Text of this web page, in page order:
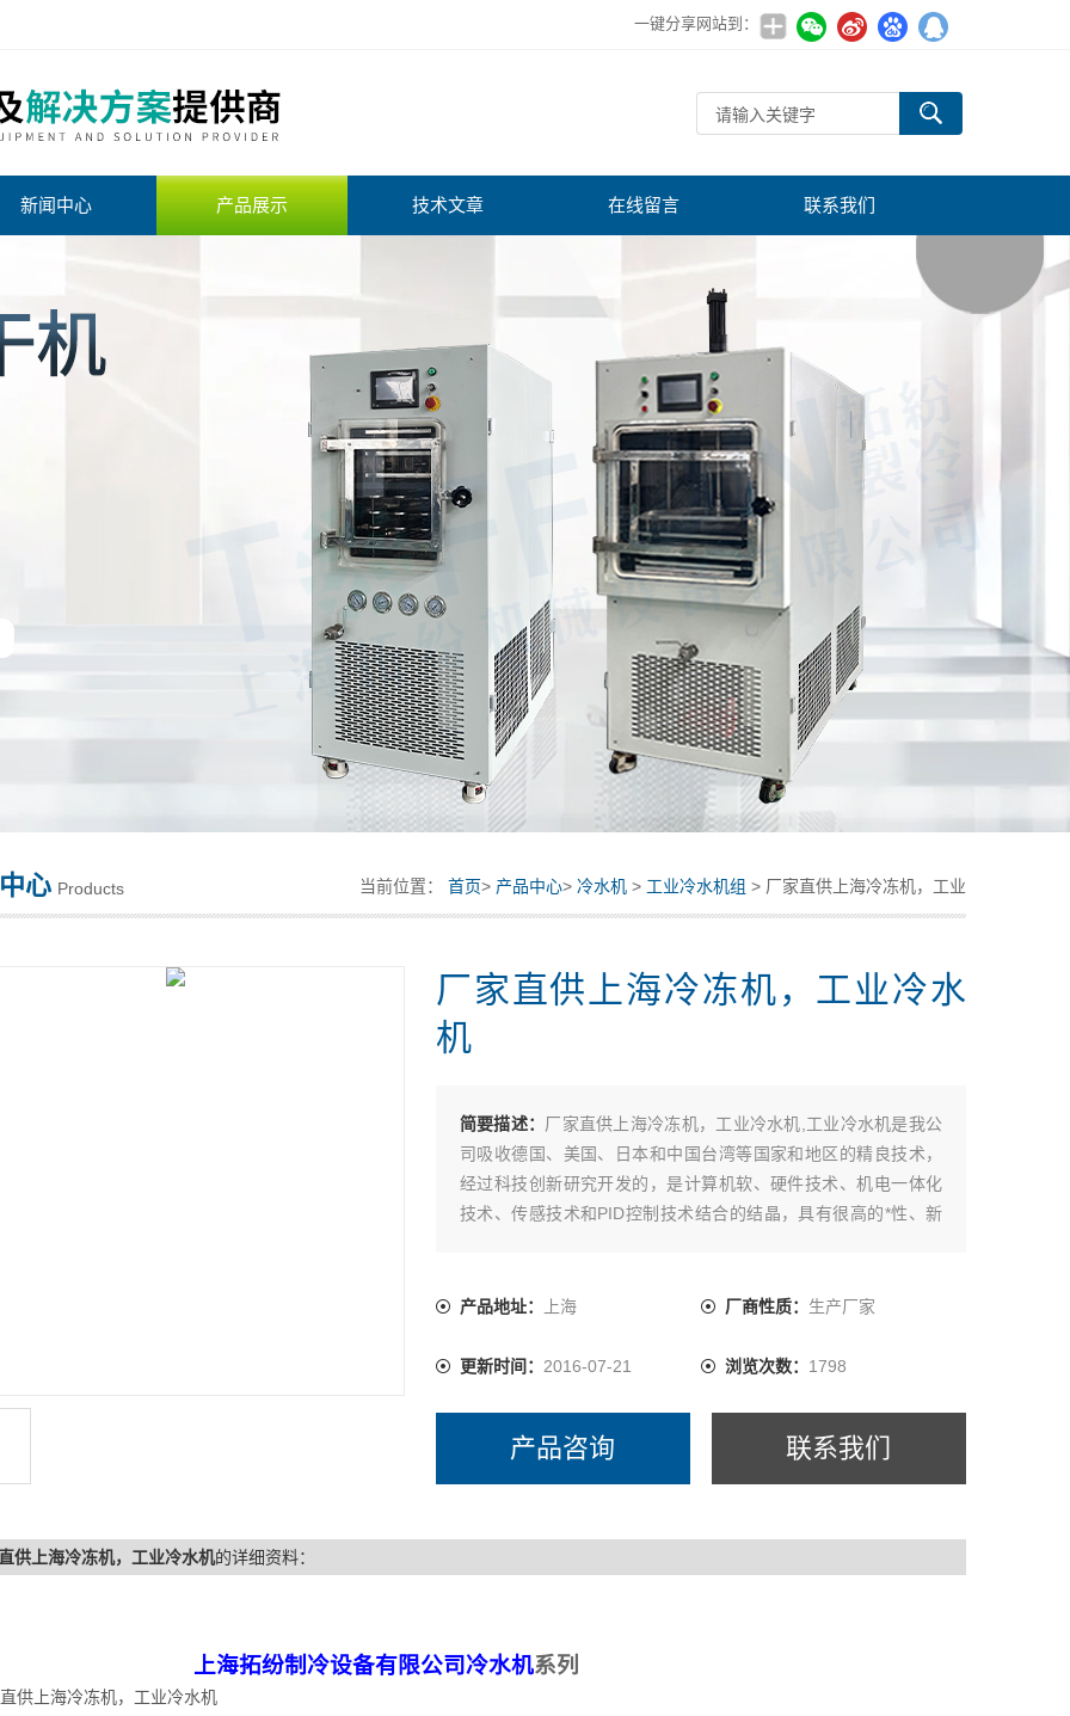
一键分享网站到：
新闻中心 产品展示 技术文章 在线留言 联系我们
心 Products 当前位置： 首页> 产品中心> 冷水机 > 工业冷水机组 > 厂家直供上海冷冻机，工业
冷水机
厂家直供上海冷冻机，工业冷水
机
简要描述： 厂家直供上海冷冻机，工业冷水机,工业冷水机是我公
司吸收德国、美国、日本和中国台湾等国家和地区的精良技术，
经过科技创新研究开发的，是计算机软、硬件技术、机电一体化
技术、传感技术和PID控制技术结合的结晶，具有很高的*性、新
产品地址： 上海 厂商性质： 生产厂家
更新时间： 2016-07-21 浏览次数： 1798
产品咨询 联系我们
供上海冷冻机，工业冷水机的详细资料：
上海拓纷制冷设备有限公司冷水机系列
供上海冷冻机，工业冷水机